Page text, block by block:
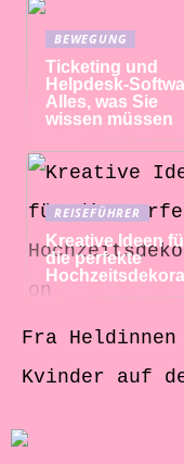
BEWEGUNG
Ticketing und
Helpdesk-
Alles, was Sie
wissen müssen
REISEFÜHRER
Kreative Ideen
die perfekte
Fra
Kvinder auf